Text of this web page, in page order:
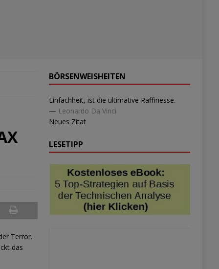
Terror.
das
BÖRSENWEISHEITEN
Einfachheit, ist die ultimative Raffinesse.
— Leonardo Da Vinci
Neues Zitat
LESETIPP